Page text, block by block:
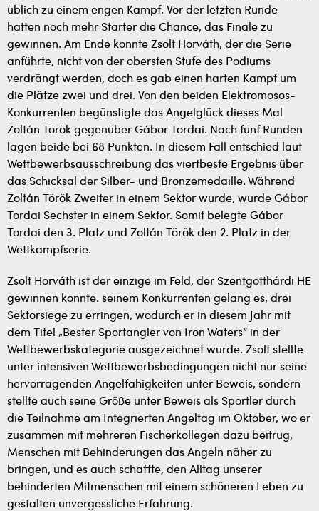
üblich zu einem engen Kampf. Vor der letzten Runde
hatten noch mehr Starter die Chance, das Finale zu
gewinnen. Am Ende konnte Zsolt Horváth, der die Serie
anführte, nicht von der obersten Stufe des Podiums
verdrängt werden, doch es gab einen harten Kampf um
die Plätze zwei und drei. Von den beiden Elektromosos-
Konkurrenten begünstigte das Angelglück dieses Mal
Zoltán Török gegenüber Gábor Tordai. Nach fünf Runden
lagen beide bei 68 Punkten. In diesem Fall entschied laut
Wettbewerbsausschreibung das viertbeste Ergebnis über
das Schicksal der Silber- und Bronzemedaille. Während
Zoltán Török Zweiter in einem Sektor wurde, wurde Gábor
Tordai Sechster in einem Sektor. Somit belegte Gábor
Tordai den 3. Platz und Zoltán Török den 2. Platz in der
Wettkampfserie.
Zsolt Horváth ist der einzige im Feld, der Szentgotthárdi HE
gewinnen konnte. seinem Konkurrenten gelang es, drei
Sektorsiege zu erringen, wodurch er in diesem Jahr mit
dem Titel „Bester Sportangler von Iron Waters“ in der
Wettbewerbskategorie ausgezeichnet wurde. Zsolt stellte
unter intensiven Wettbewerbsbedingungen nicht nur seine
hervorragenden Angelfähigkeiten unter Beweis, sondern
stellte auch seine Größe unter Beweis als Sportler durch
die Teilnahme am Integrierten Angeltag im Oktober, wo er
zusammen mit mehreren Fischerkollegen dazu beitrug,
Menschen mit Behinderungen das Angeln näher zu
bringen, und es auch schaffte, den Alltag unserer
behinderten Mitmenschen mit einem schöneren Leben zu
gestalten unvergessliche Erfahrung.